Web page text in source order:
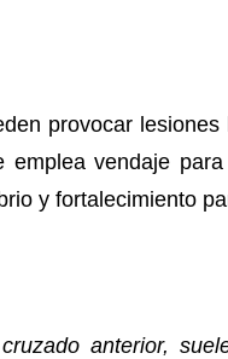
provocar lesiones
vendaje
y fortalecimiento
anterior,